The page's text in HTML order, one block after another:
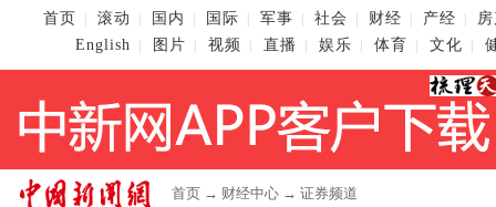
首页 滚动 国内 国际 军事 社会 财经 产经
English
图片 视频 直播 娱乐 体育 文化
首页 → 财经中心 → 证券频道